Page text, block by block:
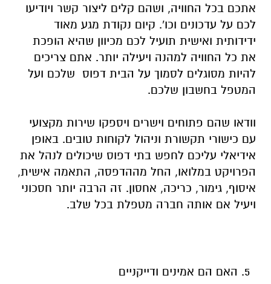
אתכם בכל החוויה, ושהם קלים ליצור קשר ויודיעו
לכם על עדכונים וכו'. קיום נקודת מגע מאוד
ידידותית ואישית תועיל לכם מכיוון שהיא הופכת
את כל החוויה למהנה ויעילה יותר. אתם צריכים
להיות מסוגלים לסמוך על הבית דפוס
שלכם ועל
המטפל בחשבון שלכם.
וודאו שהם פתוחים וישרים ויספקו שירות מקצועי
עם כישורי תקשורת וניהול לקוחות טובים. באופן
אידיאלי עליכם לחפש בתי דפוס שיכולים לנהל את
הפרויקט במלואו, החל מההדפסה, התאמה אישית,
איסוף, גימור, כריכה, אחסון. זה הרבה יותר חסכוני
ויעיל אם אותה חברה מטפלת בכל שלב.
האם הם אמינים ודייקניים